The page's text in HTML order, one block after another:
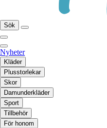
Sök
Nyheter
Kläder
Plusstorlekar
Skor
Damunderkläder
Sport
Tillbehör
För honom